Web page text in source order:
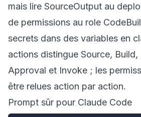
mais lire SourceOutput au
de permissions au role
secrets dans des variables en
actions distingue Source,
Approval et Invoke ; les
être relues action par action.
Prompt sûr pour Claude Code